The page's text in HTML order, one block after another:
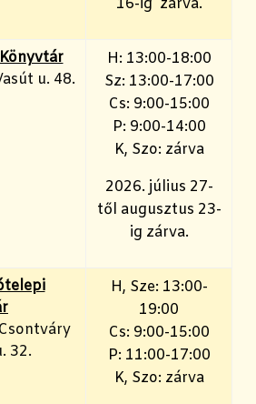
u. 48.
H: 13:00-18:00
Sz: 13:00-17:00
Cs: 9:00-15:00
P: 9:00-14:00
K, Szo: zárva
2026. július 27-
től augusztus 23-
ig zárva.
32.
H, Sze: 13:00-
19:00
Cs: 9:00-15:00
P: 11:00-17:00
K, Szo: zárva